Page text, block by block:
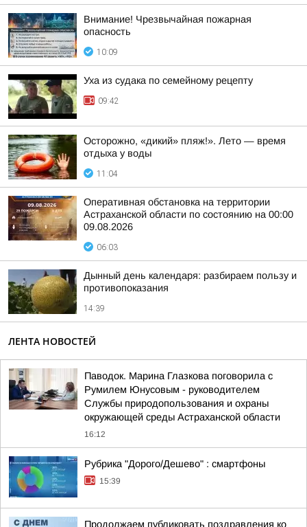
Внимание! Чрезвычайная пожарная
опасность
10:09
Уха из судака по семейному рецепту
09:42
Осторожно, «дикий» пляж!». Лето — время
отдыха у воды
11:04
Оперативная обстановка на территории
Астраханской области по состоянию на 00:00
09.08.2026
06:03
Дынный день календаря: разбираем пользу и
противопоказания
14:39
ЛЕНТА НОВОСТЕЙ
Паводок. Марина Глазкова поговорила с
Румилем Юнусовым - руководителем
Службы природопользования и охраны
окружающей среды Астраханской области
16:12
Рубрика "Дорого/Дешево" : смартфоны
15:39
Продолжаем публиковать поздравления ко